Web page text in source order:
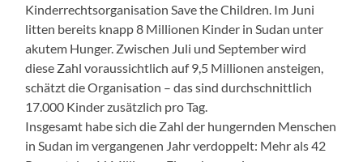
Kinderrechtsorganisation Save the Children. Im Juni
litten bereits knapp 8 Millionen Kinder in Sudan unter
akutem Hunger. Zwischen Juli und September wird
diese Zahl voraussichtlich auf 9,5 Millionen ansteigen,
schätzt die Organisation – das sind durchschnittlich
17.000 Kinder zusätzlich pro Tag.
Insgesamt habe sich die Zahl der hungernden Menschen
in Sudan im vergangenen Jahr verdoppelt: Mehr als 42